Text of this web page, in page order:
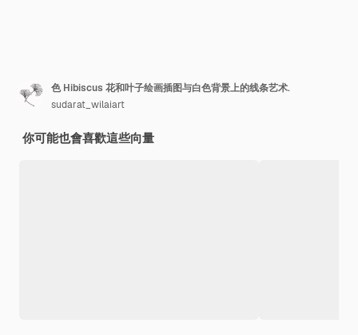
色 Hibiscus 花和叶子绘画插图与白色背景上的线条艺术.
sudarat_wilaiart
你可能也會喜歡這些向量